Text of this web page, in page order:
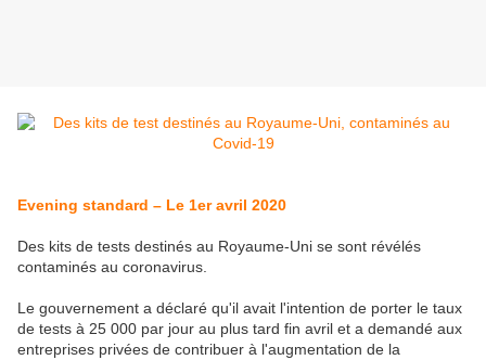
Evening standard – Le 1er avril 2020
Des kits de tests destinés au Royaume-Uni se sont révélés
contaminés au coronavirus.
Le gouvernement a déclaré qu'il avait l'intention de porter le taux
de tests à 25 000 par jour au plus tard fin avril et a demandé aux
entreprises privées de contribuer à l'augmentation de la